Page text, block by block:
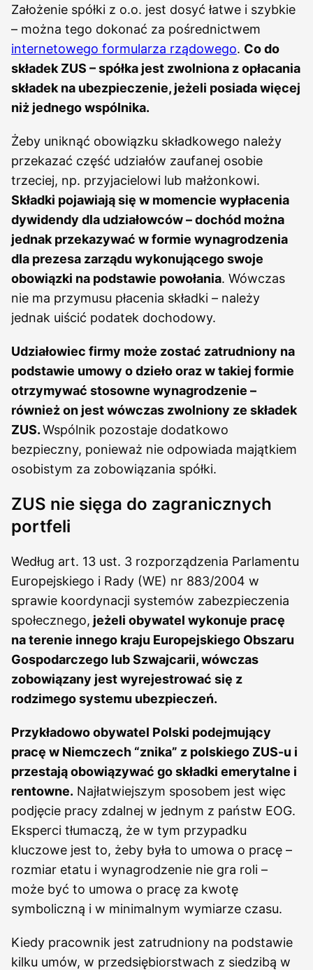
Założenie spółki z o.o. jest dosyć łatwe i szybkie
– można tego dokonać za pośrednictwem
internetowego formularza rządowego. Co do
składek ZUS – spółka jest zwolniona z opłacania
składek na ubezpieczenie, jeżeli posiada więcej
niż jednego wspólnika.
Żeby uniknąć obowiązku składkowego należy
przekazać część udziałów zaufanej osobie
trzeciej, np. przyjacielowi lub małżonkowi.
Składki pojawiają się w momencie wypłacenia
dywidendy dla udziałowców – dochód można
jednak przekazywać w formie wynagrodzenia
dla prezesa zarządu wykonującego swoje
obowiązki na podstawie powołania. Wówczas
nie ma przymusu płacenia składki – należy
jednak uiścić podatek dochodowy.
Udziałowiec firmy może zostać zatrudniony na
podstawie umowy o dzieło oraz w takiej formie
otrzymywać stosowne wynagrodzenie –
również on jest wówczas zwolniony ze składek
ZUS.Wspólnik pozostaje dodatkowo
bezpieczny, ponieważ nie odpowiada majątkiem
osobistym za zobowiązania spółki.
ZUS nie sięga do zagranicznych
portfeli
Według art. 13 ust. 3 rozporządzenia Parlamentu
Europejskiego i Rady (WE) nr 883/2004 w
sprawie koordynacji systemów zabezpieczenia
społecznego, jeżeli obywatel wykonuje pracę
na terenie innego kraju Europejskiego Obszaru
Gospodarczego lub Szwajcarii, wówczas
zobowiązany jest wyrejestrować się z
rodzimego systemu ubezpieczeń.
Przykładowo obywatel Polski podejmujący
pracę w Niemczech “znika” z polskiego ZUS-u i
przestają obowiązywać go składki emerytalne i
rentowne. Najłatwiejszym sposobem jest więc
podjęcie pracy zdalnej w jednym z państw EOG.
Eksperci tłumaczą, że w tym przypadku
kluczowe jest to, żeby była to umowa o pracę –
rozmiar etatu i wynagrodzenie nie gra roli –
może być to umowa o pracę za kwotę
symboliczną i w minimalnym wymiarze czasu.
Kiedy pracownik jest zatrudniony na podstawie
kilku umów, w przedsiębiorstwach z siedzibą w